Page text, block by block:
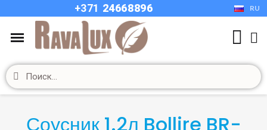
+371 24668896 RU
Соусник 1.2л Bollire BR-